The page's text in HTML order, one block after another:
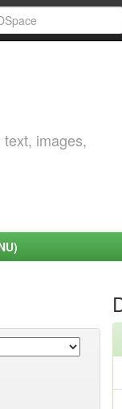
images,